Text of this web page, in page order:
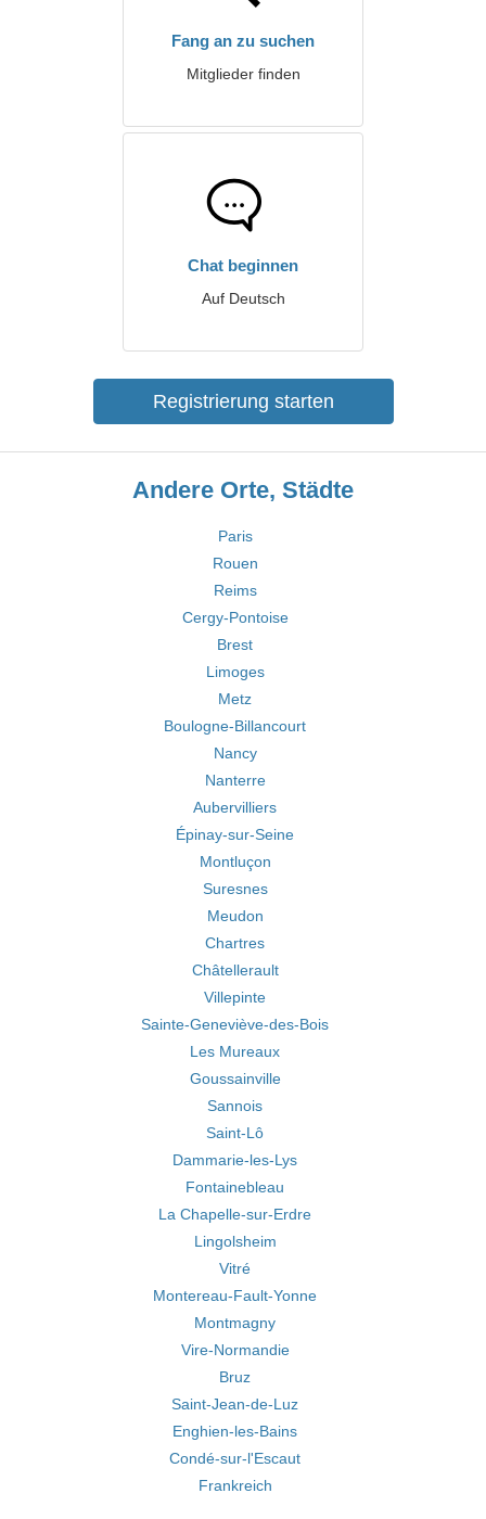
Fang an zu suchen
Mitglieder finden
Chat beginnen
Auf Deutsch
Registrierung starten
Andere Orte, Städte
Paris
Rouen
Reims
Cergy-Pontoise
Brest
Limoges
Metz
Boulogne-Billancourt
Nancy
Nanterre
Aubervilliers
Épinay-sur-Seine
Montluçon
Suresnes
Meudon
Chartres
Châtellerault
Villepinte
Sainte-Geneviève-des-Bois
Les Mureaux
Goussainville
Sannois
Saint-Lô
Dammarie-les-Lys
Fontainebleau
La Chapelle-sur-Erdre
Lingolsheim
Vitré
Montereau-Fault-Yonne
Montmagny
Vire-Normandie
Bruz
Saint-Jean-de-Luz
Enghien-les-Bains
Condé-sur-l'Escaut
Frankreich